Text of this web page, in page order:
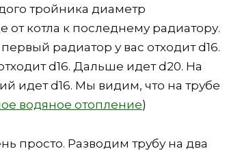
тройника диаметр
котла к последнему радиатору.
радиатор у вас отходит d16.
d16. Дальше идет d20. На
идет d16. Мы видим, что на трубе
водяное отопление)
просто. Разводим трубу на два